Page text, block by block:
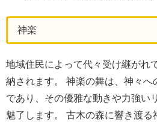
神楽
地域住民によって代々受け継がれ
納されます。 神楽の舞は、神々へ
であり、その優雅な動きや力強い
魅了します。 古木の森に響き渡る